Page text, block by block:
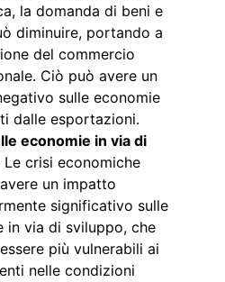
la domanda di beni e
diminuire, portando a
del commercio
Ciò può avere un
sulle economie
dalle esportazioni.
economie in via di
Le crisi economiche
un impatto
significativo sulle
in via di sviluppo, che
più vulnerabili ai
nelle condizioni